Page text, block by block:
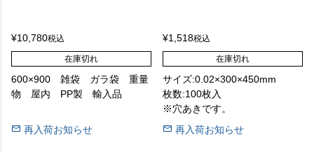
¥10,780税込
在庫切れ
600×900 雑袋 ガラ袋 重量
物 屋内 PP製 輸入品
再入荷お知らせ
¥1,518税込
在庫切れ
サイズ:0.02×300×450mm
枚数:100枚入
※穴あきです。
再入荷お知らせ